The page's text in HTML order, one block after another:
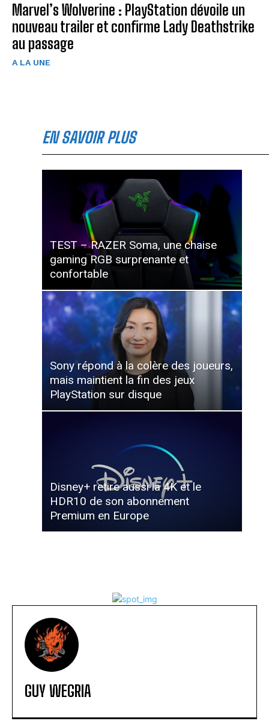
Marvel’s Wolverine : PlayStation dévoile un
nouveau trailer et confirme Lady Deathstrike
au passage
A LA UNE
EN SAVOIR PLUS
TEST – RAZER Soma, une chaise
gaming RGB surprenante et
confortable
Sony répond à la colère des joueurs,
mais maintient la fin des jeux
PlayStation sur disque
Disney+ retire aussi la 4K et le
HDR10 de son abonnement
Premium en Europe
GUY WEGRIA